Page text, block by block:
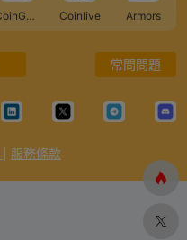
CoinGecko Coinlive Armors
常問問題
服務條款